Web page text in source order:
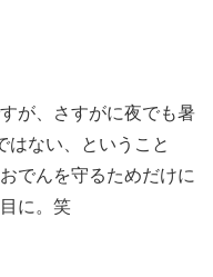
が、さすがに夜でも暑
はない、ということ
でんを守るためだけに
に。笑